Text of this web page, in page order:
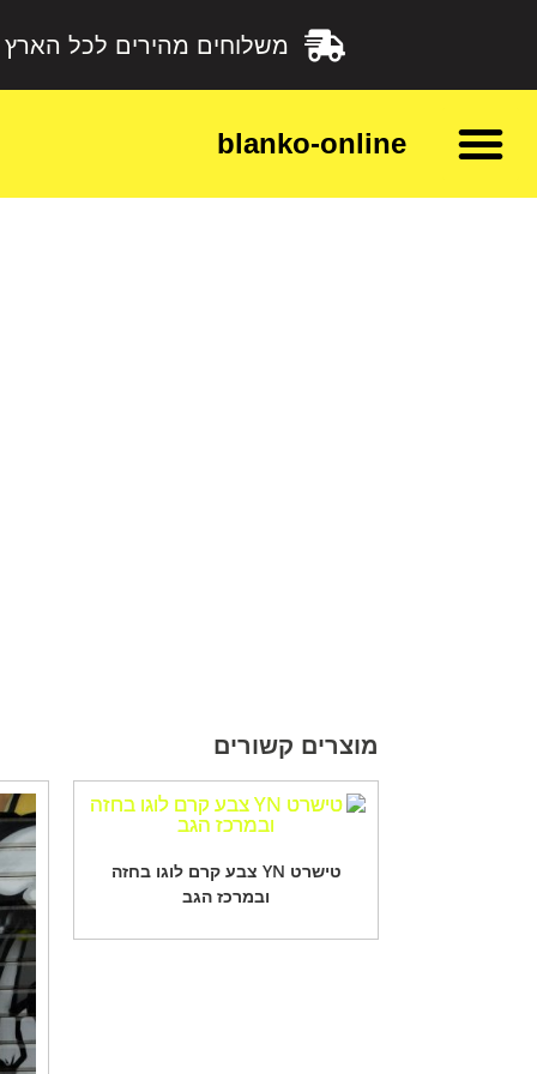
משלוחים מהירים לכל הארץ
blanko-online
מוצרים קשורים
טישרט YN צבע קרם לוגו בחזה
ובמרכז הגב